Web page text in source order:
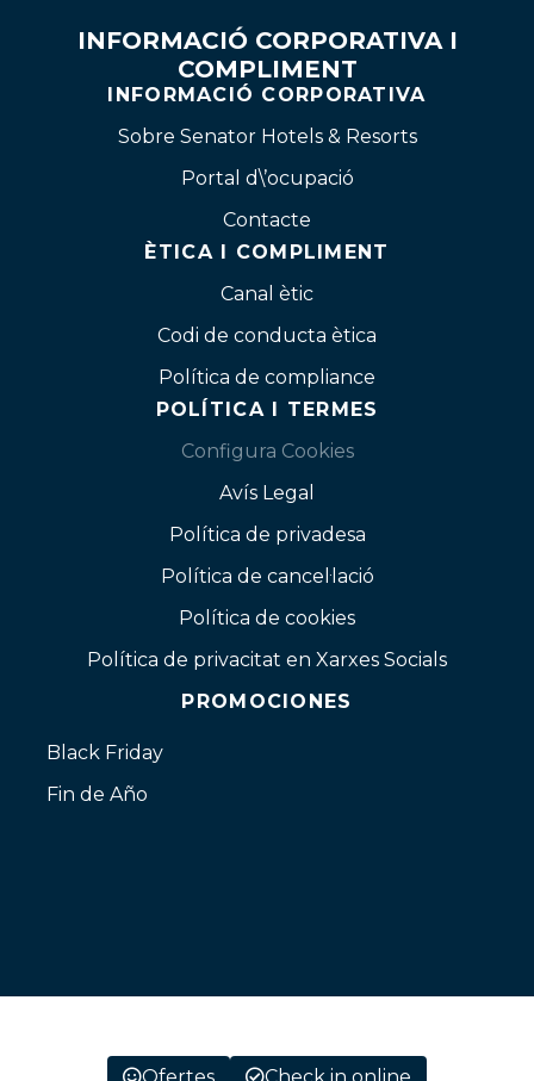
INFORMACIÓ CORPORATIVA I
COMPLIMENT
INFORMACIÓ CORPORATIVA
Sobre Senator Hotels & Resorts
Portal d\’ocupació
Contacte
ÈTICA I COMPLIMENT
Canal ètic
Codi de conducta ètica
Política de compliance
POLÍTICA I TERMES
Configura Cookies
Avís Legal
Política de privadesa
Política de cancel·lació
Política de cookies
Política de privacitat en Xarxes Socials
PROMOCIONES
Black Friday
Fin de Año